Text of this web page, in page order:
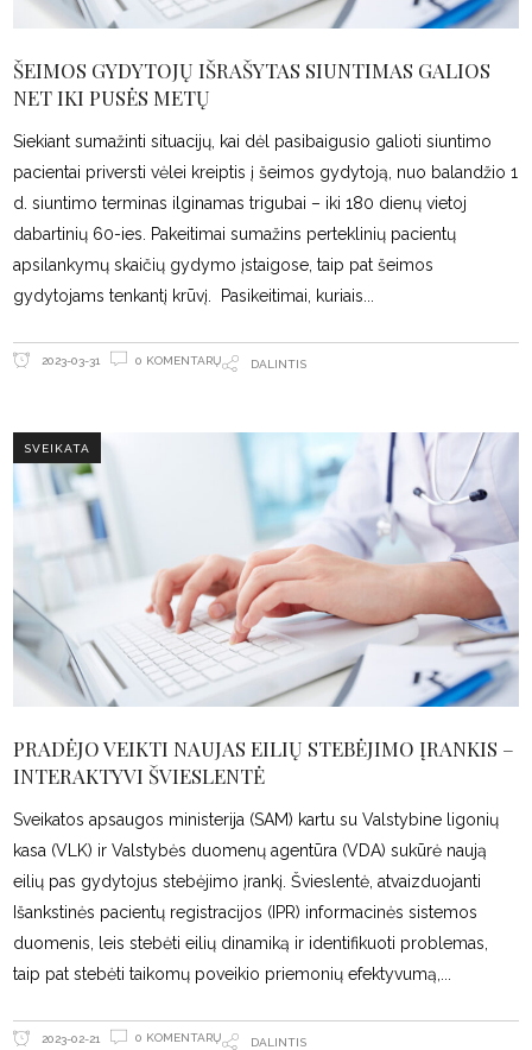
ŠEIMOS GYDYTOJŲ IŠRAŠYTAS SIUNTIMAS GALIOS
NET IKI PUSĖS METŲ
Siekiant sumažinti situacijų, kai dėl pasibaigusio galioti siuntimo
pacientai priversti vėlei kreiptis į šeimos gydytoją, nuo balandžio 1
d. siuntimo terminas ilginamas trigubai – iki 180 dienų vietoj
dabartinių 60-ies. Pakeitimai sumažins perteklinių pacientų
apsilankymų skaičių gydymo įstaigose, taip pat šeimos
gydytojams tenkantį krūvį. Pasikeitimai, kuriais
2023-03-31 0 KOMENTARŲ DALINTIS
SVEIKATA
PRADĖJO VEIKTI NAUJAS EILIŲ STEBĖJIMO ĮRANKIS –
INTERAKTYVI ŠVIESLENTĖ
Sveikatos apsaugos ministerija (SAM) kartu su Valstybine ligonių
kasa (VLK) ir Valstybės duomenų agentūra (VDA) sukūrė naują
eilių pas gydytojus stebėjimo įrankį. Švieslentė, atvaizduojanti
Išankstinės pacientų registracijos (IPR) informacinės sistemos
duomenis, leis stebėti eilių dinamiką ir identifikuoti problemas,
taip pat stebėti taikomų poveikio priemonių efektyvumą,
2023-02-21 0 KOMENTARŲ DALINTIS